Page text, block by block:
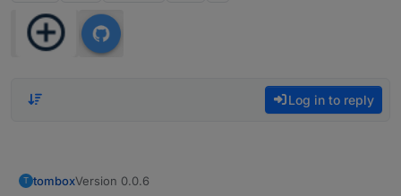
Log in to reply
T tomboxVersion 0.0.6